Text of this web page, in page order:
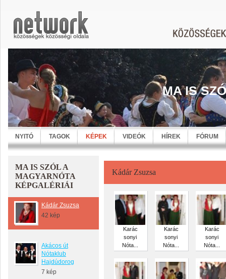
MA IS
NYITÓ TAGOK KÉPEK VIDEÓK HÍREK FÓRUM
MA IS SZÓL A
MAGYARNÓTA
KÉPGALÉRIÁI
Kádár Zsuzsa
42 kép
Akácos út
Nótaklub
Hajdúdorog
7 kép
Kádár Zsuzsa
Karác
sonyi
Nóta...
Karác
sonyi
Nóta...
Karác
sonyi
Nóta...